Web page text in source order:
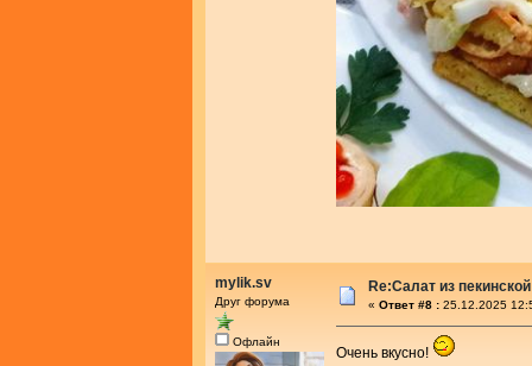
mylik.sv
Друг форума
Офлайн
Re:Салат из
« Ответ #8 : 25.12.2025
Очень вкусно!